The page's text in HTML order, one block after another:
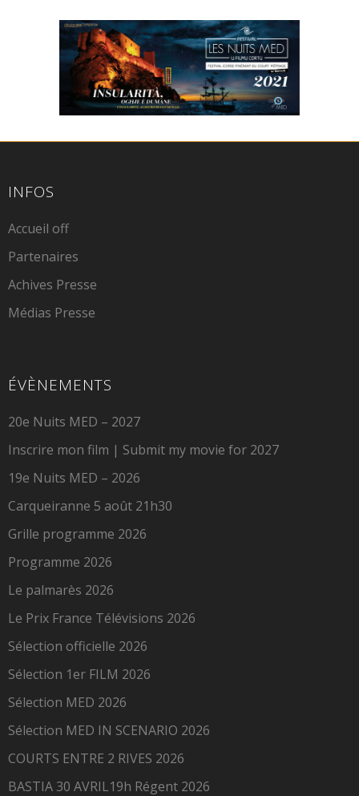
INFOS
Accueil off
Partenaires
Achives Presse
Médias Presse
ÉVÈNEMENTS
20e Nuits MED – 2027
Inscrire mon film | Submit my movie for 2027
19e Nuits MED – 2026
Carqueiranne 5 août 21h30
Grille programme 2026
Programme 2026
Le palmarès 2026
Le Prix France Télévisions 2026
Sélection officielle 2026
Sélection 1er FILM 2026
Sélection MED 2026
Sélection MED IN SCENARIO 2026
COURTS ENTRE 2 RIVES 2026
BASTIA 30 AVRIL19h Régent 2026